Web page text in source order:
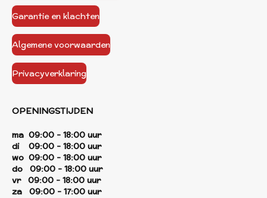
Garantie en klachten
Algemene voorwaarden
Privacyverklaring
OPENINGSTIJDEN
ma 09:00 - 18:00 uur
di 09:00 - 18:00 uur
wo 09:00 - 18:00 uur
do 09:00 - 18:00 uur
vr 09:00 - 18:00 uur
za 09:00 - 17:00 uur